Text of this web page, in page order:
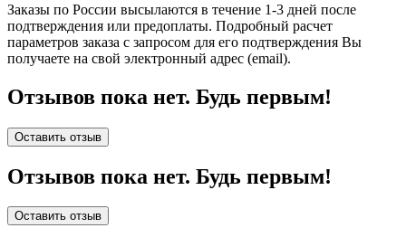
Заказы по России высылаются в течение 1-3 дней после
подтверждения или предоплаты. Подробный расчет
параметров заказа с запросом для его подтверждения Вы
получаете на свой электронный адрес (email).
Отзывов пока нет. Будь первым!
Оставить отзыв
Отзывов пока нет. Будь первым!
Оставить отзыв